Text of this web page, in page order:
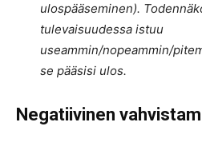
ulospääseminen).
tulevaisuudessa istuu
useammin/nopeammin/
se pääsisi ulos.
Negatiivinen